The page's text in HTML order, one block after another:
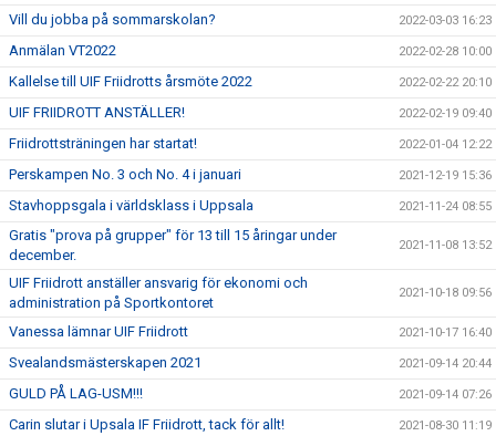
Vill du jobba på sommarskolan? 2022-03-03 16:23
Anmälan VT2022 2022-02-28 10:00
Kallelse till UIF Friidrotts årsmöte 2022 2022-02-22 20:10
UIF FRIIDROTT ANSTÄLLER! 2022-02-19 09:40
Friidrottsträningen har startat! 2022-01-04 12:22
Perskampen No. 3 och No. 4 i januari 2021-12-19 15:36
Stavhoppsgala i världsklass i Uppsala 2021-11-24 08:55
Gratis "prova på grupper" för 13 till 15 åringar under
december.
2021-11-08 13:52
UIF Friidrott anställer ansvarig för ekonomi och
administration på Sportkontoret
2021-10-18 09:56
Vanessa lämnar UIF Friidrott 2021-10-17 16:40
Svealandsmästerskapen 2021 2021-09-14 20:44
GULD PÅ LAG-USM!!! 2021-09-14 07:26
Carin slutar i Upsala IF Friidrott, tack för allt! 2021-08-30 11:19